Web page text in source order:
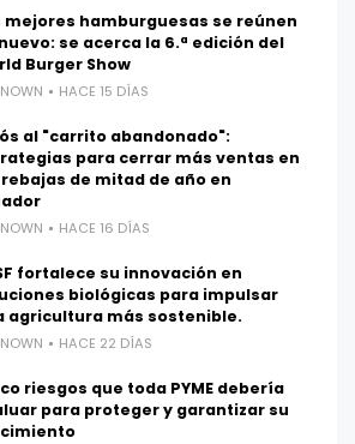
mejores hamburguesas se reúnen
se acerca la 6.ª edición del
Burger Show
HACE 15 DÍAS
al "carrito abandonado":
para cerrar más ventas en
de mitad de año en
HACE 16 DÍAS
fortalece su innovación en
biológicas para impulsar
agricultura más sostenible.
HACE 22 DÍAS
riesgos que toda PYME debería
para proteger y garantizar su